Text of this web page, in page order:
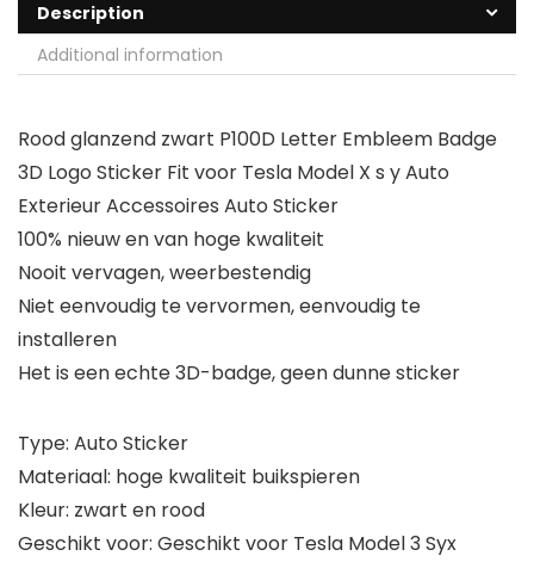
Description
Additional information
Rood glanzend zwart P100D Letter Embleem Badge
3D Logo Sticker Fit voor Tesla Model X s y Auto
Exterieur Accessoires Auto Sticker
100% nieuw en van hoge kwaliteit
Nooit vervagen, weerbestendig
Niet eenvoudig te vervormen, eenvoudig te
installeren
Het is een echte 3D-badge, geen dunne sticker
Type: Auto Sticker
Materiaal: hoge kwaliteit buikspieren
Kleur: zwart en rood
Geschikt voor: Geschikt voor Tesla Model 3 Syx